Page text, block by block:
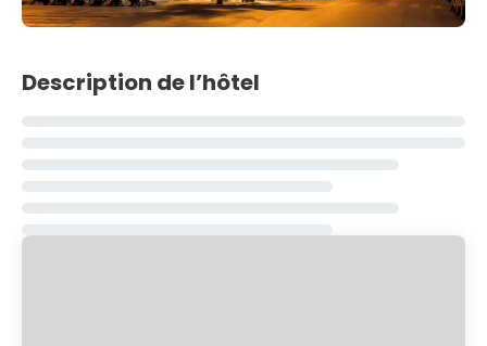
Description de l’hôtel